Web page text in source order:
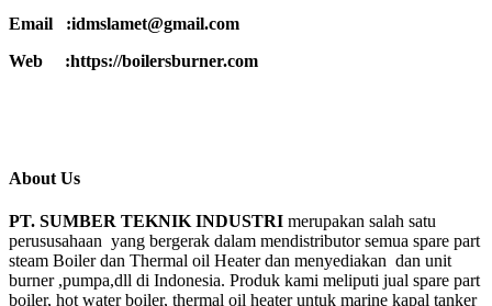
Email :idmslamet@gmail.com
Web :https://boilersburner.com
About Us
PT. SUMBER TEKNIK INDUSTRI merupakan salah satu
perususahaan yang bergerak dalam mendistributor semua spare part
steam Boiler dan Thermal oil Heater dan menyediakan dan unit
burner ,pumpa,dll di Indonesia. Produk kami meliputi jual spare part
boiler, hot water boiler, thermal oil heater untuk marine kapal tanker